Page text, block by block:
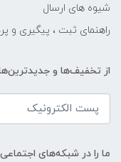
شیوه های ارسال
راهنمای ثبت ، پیگیری و
از تخفیف‌ها و
ما را در شبکه‌های